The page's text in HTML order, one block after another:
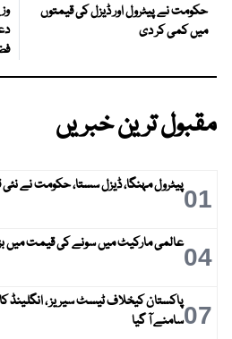
حکومت نے پیٹرول اور ڈیزل کی قیمتوں
میں کمی کر دی
مقبول ترین خبریں
01پیٹرول مہنگا، ڈیزل سستا، حکومت نے نئی
04عالمی مارکیٹ میں سونے کی قیمت میں
07سامنے آ گیا